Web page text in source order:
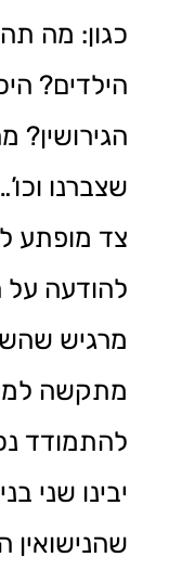
כגון: מה
הילדים?
הגירושין?
שצברנו
צד מופתע
להודעה על
מרגיש
מתקשה
להתמודד
יבינו שני
שהנישואין